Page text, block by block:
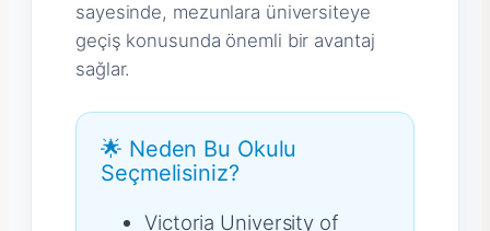
sayesinde, mezunlara üniversiteye
geçiş konusunda önemli bir avantaj
sağlar.
🌟 Neden Bu Okulu
Seçmelisiniz?
Victoria University of